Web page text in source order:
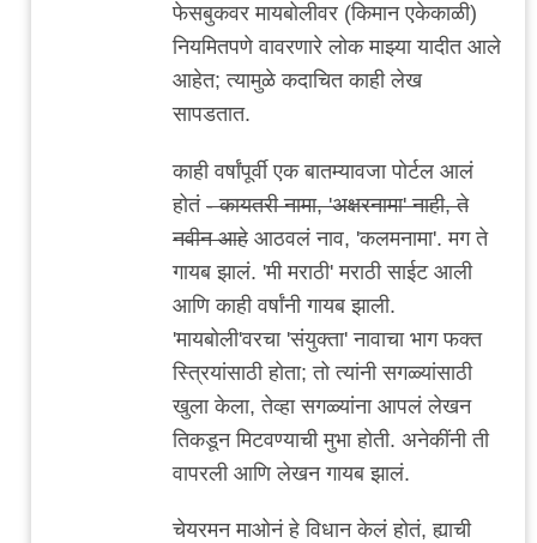
फेसबुकवर मायबोलीवर (किमान एकेकाळी)
नियमितपणे वावरणारे लोक माझ्या यादीत आले
आहेत; त्यामुळे कदाचित काही लेख
सापडतात.
काही वर्षांपूर्वी एक बातम्यावजा पोर्टल आलं
होतं - कायतरी नामा, 'अक्षरनामा' नाही, ते
नवीन आहे आठवलं नाव, 'कलमनामा'. मग ते
गायब झालं. 'मी मराठी' मराठी साईट आली
आणि काही वर्षांनी गायब झाली.
'मायबोली'वरचा 'संयुक्ता' नावाचा भाग फक्त
स्त्रियांसाठी होता; तो त्यांनी सगळ्यांसाठी
खुला केला, तेव्हा सगळ्यांना आपलं लेखन
तिकडून मिटवण्याची मुभा होती. अनेकींनी ती
वापरली आणि लेखन गायब झालं.
चेयरमन माओनं हे विधान केलं होतं, ह्याची